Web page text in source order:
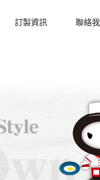
訂製資訊 聯絡